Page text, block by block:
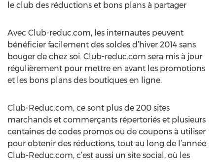
le club des réductions et bons plans à partager
Avec Club-reduc.com, les internautes peuvent
bénéficier facilement des soldes d’hiver 2014 sans
bouger de chez soi. Club-reduc.com sera mis à jour
régulièrement pour mettre en avant les promotions
et les bons plans des boutiques en ligne.
Club-Reduc.com, ce sont plus de 200 sites
marchands et commerçants répertoriés et plusieurs
centaines de codes promos ou de coupons à utiliser
pour obtenir des réductions, tout au long de l’année.
Club-Reduc.com, c’est aussi un site social, où les